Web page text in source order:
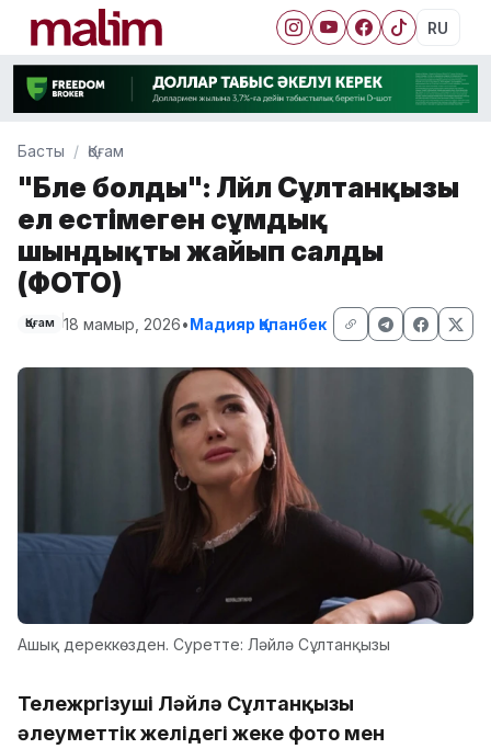
RU
Басты Қоғам
"Бәле болды": Ләйлә Сұлтанқызы
ел естімеген сұмдық
шындықты жайып салды
(ФОТО)
Қоғам 18 мамыр, 2026•Мадияр Қапанбек
Ашық дереккөзден. Суретте: Ләйлә Сұлтанқызы
Тележүргізуші Ләйлә Сұлтанқызы
әлеуметтік желідегі жеке фото мен